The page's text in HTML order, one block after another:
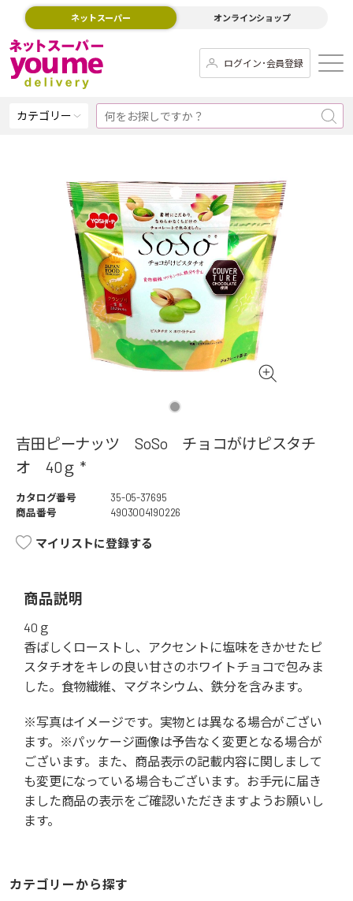
ネットスーパー オンラインショップ
ログイン･会員登録
カテゴリー
吉田ピーナッツ SoSo チョコがけピスタチ
オ 40ｇ *
カタログ番号
35-05-37695
商品番号
4903004190226
マイリストに登録する
商品説明
40ｇ
香ばしくローストし、アクセントに塩味をきかせたピ
スタチオをキレの良い甘さのホワイトチョコで包みま
した。食物繊維、マグネシウム、鉄分を含みます。
※写真はイメージです。実物とは異なる場合がござい
ます。※パッケージ画像は予告なく変更となる場合が
ございます。また、商品表示の記載内容に関しまして
も変更になっている場合もございます。お手元に届き
ました商品の表示をご確認いただきますようお願いし
ます。
カテゴリーから探す